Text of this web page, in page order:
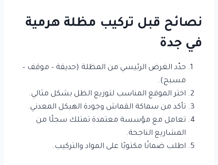
نصائح قبل تركيب مظلة هرمية
في جدة
حدّد الغرض الرئيسي من المظلة (حديقة – موقف –
مسبح).
اختر الموقع المناسب لتوزيع الظل بشكل مثالي.
تأكد من سماكة القماش وجودة الهيكل المعدني.
تعامل مع مؤسسة معتمدة تمتلك سجلًا من
المشاريع الناجحة.
اطلب ضمانًا مكتوبًا على المواد والتركيب.